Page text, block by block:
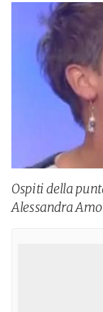
Ospiti della
Alessandra